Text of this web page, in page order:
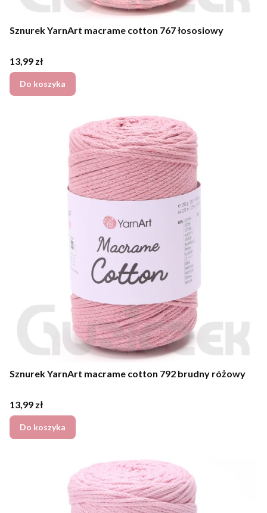
Sznurek YarnArt macrame cotton 767 łososiowy
Cena
13,99 zł
Do koszyka
Sznurek YarnArt macrame cotton 792 brudny różowy
Cena
13,99 zł
Do koszyka